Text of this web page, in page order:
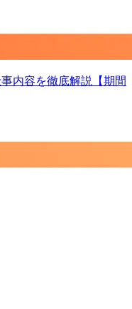
内容を徹底解説【期間